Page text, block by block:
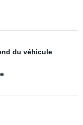
du véhicule